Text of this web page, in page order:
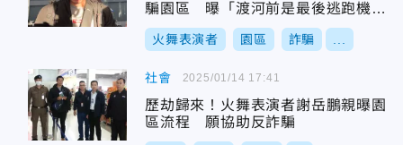
騙園區 曝「渡河前是最後逃跑機
會」
火舞表演者 園區 詐騙
社會
歷劫歸來！火舞表演者謝岳鵬親曝園
區流程 願協助反詐騙
2025/01/14 17:41